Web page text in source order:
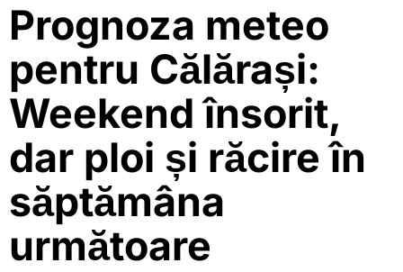
Prognoza meteo
pentru Călărași:
Weekend însorit,
dar ploi și răcire în
săptămâna
următoare